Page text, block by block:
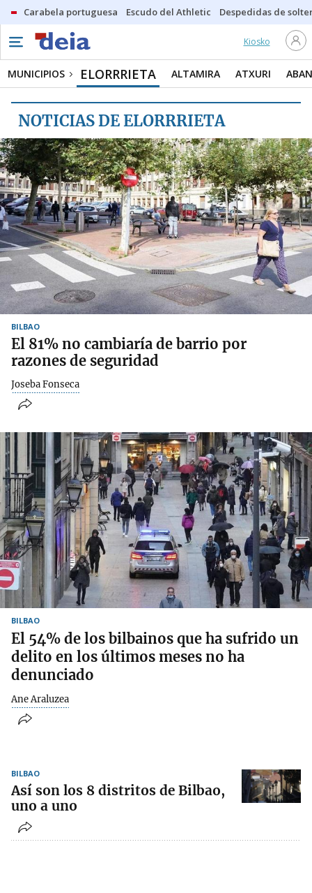
Carabela portuguesa Escudo del Athletic Despedidas de
Kiosko
MUNICIPIOS ELORRRIETA ALTAMIRA ATXURI
NOTICIAS DE ELORRRIETA
BILBAO
El 81% no cambiaría de barrio por
razones de seguridad
Joseba Fonseca
BILBAO
El 54% de los bilbainos que ha sufrido un
delito en los últimos meses no ha
denunciado
Ane Araluzea
BILBAO
Así son los 8 distritos de Bilbao,
uno a uno
MUNICIPIOS
ELORRRIETA
ATXURI
ABANDO
SAN ADRIAN
ARANGOITI
ARABELLA